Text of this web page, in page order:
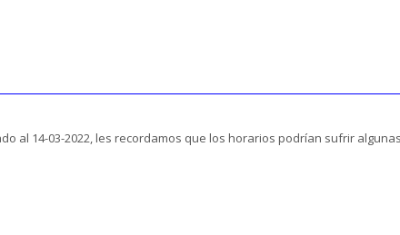
al 14-03-2022, les recordamos que los horarios podrían sufrir